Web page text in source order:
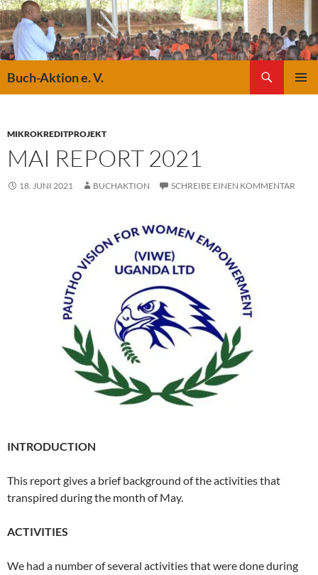
Buch-Aktion e. V.
MIKROKREDITPROJEKT
MAI REPORT 2021
18. JUNI 2021 BUCHAKTION SCHREIBE EINEN KOMMENTAR
INTRODUCTION
This report gives a brief background of the activities that
transpired during the month of May.
ACTIVITIES
We had a number of several activities that were done during